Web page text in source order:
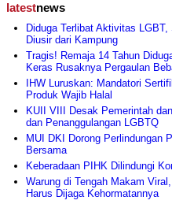
latestnews
Diduga Terlibat Aktivitas
Diusir dari Kampung
Tragis! Remaja 14 Tahun
Keras Rusaknya Pergaulan
IHW Luruskan: Mandatori
Produk Wajib Halal
KUII VIII Desak Pemerintah
dan Penanggulangan LGBTQ
MUI DKI Dorong Perlindungan
Bersama
Keberadaan PIHK Dilindungi
Warung di Tengah Makam
Harus Dijaga Kehormatannya